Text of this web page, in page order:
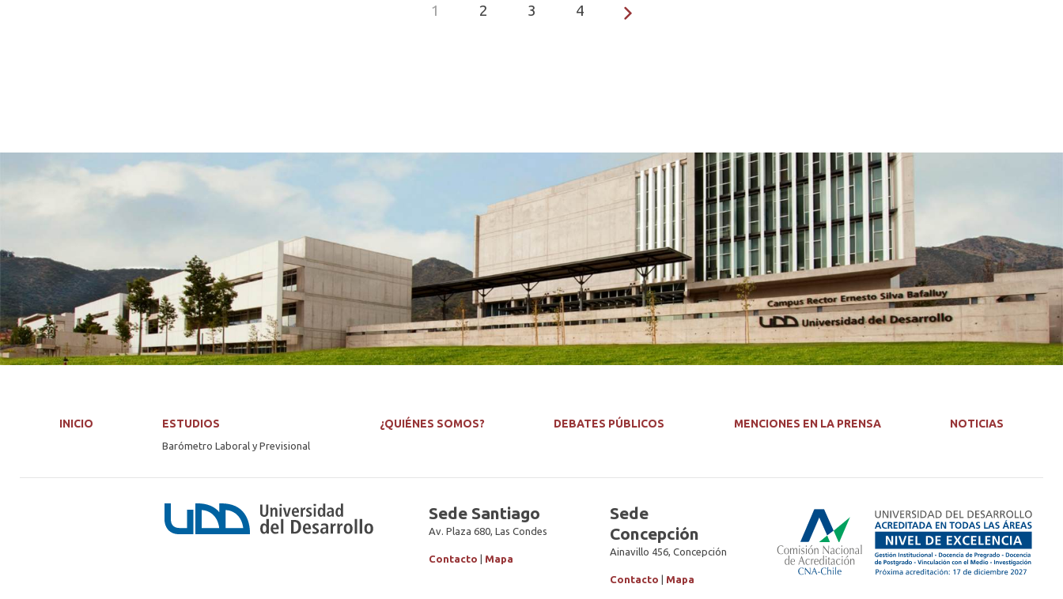
1 2 3 4
INICIO ESTUDIOS
Barómetro Laboral y Previsional
¿QUIÉNES SOMOS? DEBATES PÚBLICOS MENCIONES EN LA PRENSA NOTICIAS
Sede Santiago
Av. Plaza 680, Las Condes
Contacto Mapa
Sede
Concepción
Ainavillo 456, Concepción
Contacto Mapa